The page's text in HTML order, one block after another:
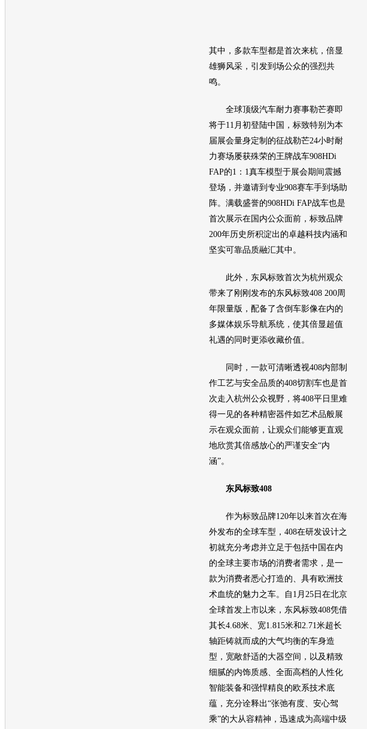
其中，多款车型都是首次来杭，倍显
雄狮风采，引发到场公众的强烈共
鸣。
全球顶级汽车耐力赛事勒芒赛即
将于11月初登陆中国，标致特别为本
届展会量身定制的征战勒芒24小时耐
力赛场屡获殊荣的王牌战车908HDi
FAP的1：1真车模型于展会期间震撼
登场，并邀请到专业908赛车手到场助
阵。满载盛誉的908HDi FAP战车也是
首次展示在国内公众面前，标致品牌
200年历史所积淀出的卓越科技内涵和
坚实可靠品质融汇其中。
此外，东风标致首次为杭州观众
带来了刚刚发布的东风标致408 200周
年限量版，配备了含倒车影像在内的
多媒体娱乐导航系统，使其倍显超值
礼遇的同时更添收藏价值。
同时，一款可清晰透视408内部制
作工艺与安全品质的408切割车也是首
次走入杭州公众视野，将408平日里难
得一见的各种精密器件如艺术品般展
示在观众面前，让观众们能够更直观
地欣赏其倍感放心的严谨安全“内
涵”。
东风标致408
作为标致品牌120年以来首次在海
外发布的全球车型，408在研发设计之
初就充分考虑并立足于包括中国在内
的全球主要市场的消费者需求，是一
款为消费者悉心打造的、具有欧洲技
术血统的魅力之车。自1月25日在北京
全球首发上市以来，东风标致408凭借
其长4.68米、宽1.815米和2.71米超长
轴距铸就而成的大气均衡的车身造
型，宽敞舒适的大器空间，以及精致
细腻的内饰质感、全面高档的人性化
智能装备和强悍精良的欧系技术底
蕴，充分诠释出“张弛有度、安心驾
乘”的大从容精神，迅速成为高端中级